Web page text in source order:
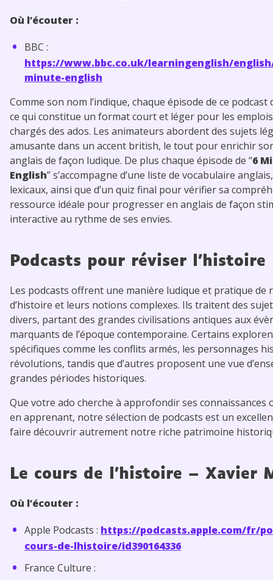
Où l’écouter :
BBC :
https://www.bbc.co.uk/learningenglish/
minute-english
Comme son nom l’indique, chaque épisode de ce
ce qui constitue un format court et léger pour les
chargés des ados. Les animateurs abordent des sujets
amusante dans un accent british, le tout pour enrichir
anglais de façon ludique. De plus chaque épisode de “6
English” s’accompagne d’une liste de vocabulaire
lexicaux, ainsi que d’un quiz final pour vérifier sa
ressource idéale pour progresser en anglais de façon
interactive au rythme de ses envies.
Podcasts pour réviser l’histoire
Les podcasts offrent une manière ludique et pratique de
d’histoire et leurs notions complexes. Ils traitent des
divers, partant des grandes civilisations antiques aux
marquants de l’époque contemporaine. Certains
spécifiques comme les conflits armés, les personnages
révolutions, tandis que d’autres proposent une vue
grandes périodes historiques.
Que votre ado cherche à approfondir ses connaissances
en apprenant, notre sélection de podcasts est un
faire découvrir autrement notre riche patrimoine
Le cours de l’histoire – Xavier
Où l’écouter :
Apple Podcasts : https://podcasts.apple.com/fr/
cours-de-lhistoire/id390164336
France Culture :